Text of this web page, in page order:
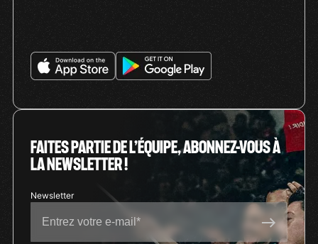
FAITES PARTIE DE L’ÉQUIPE, ABONNEZ-VOUS À
LA NEWSLETTER !